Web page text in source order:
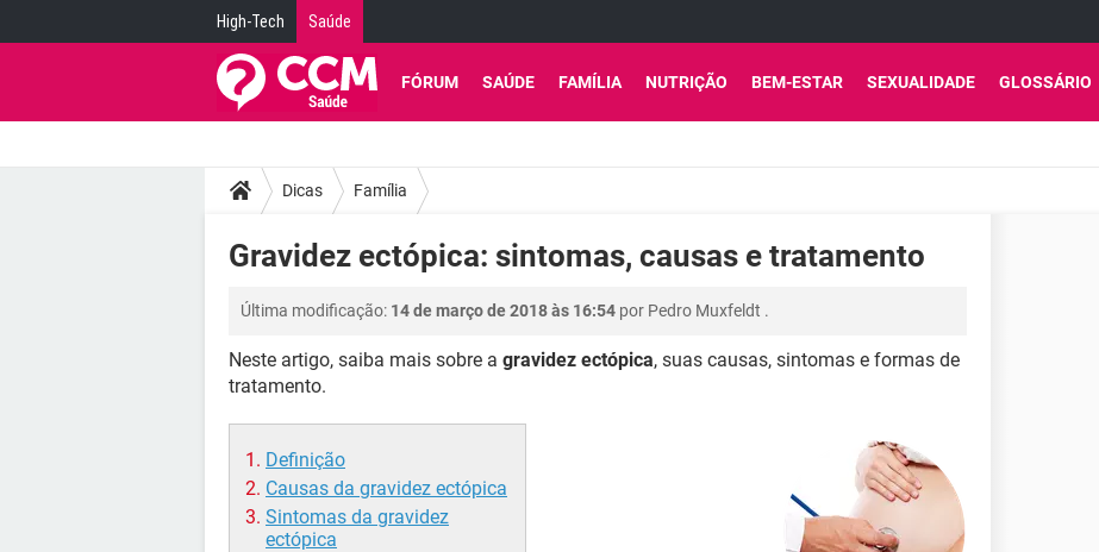
High-Tech Saúde
FÓRUM SAÚDE FAMÍLIA NUTRIÇÃO BEM-ESTAR SEXUALIDADE GLOSSÁRIO
Dicas Família
Gravidez ectópica: sintomas, causas e tratamento
Última modificação: 14 de março de 2018 às 16:54 por Pedro Muxfeldt .
Neste artigo, saiba mais sobre a gravidez ectópica, suas causas, sintomas e formas de
tratamento.
Definição
Causas da gravidez ectópica
Sintomas da gravidez
ectópica